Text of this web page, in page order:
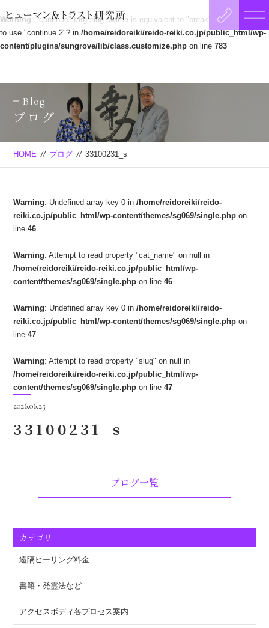
Warning: "continue" targeting switch is equivalent to "break". Did you mean
to use "continue 2"? in /home/reidoreiki/reido-reiki.co.jp/public_html/wp-
content/plugins/sungrove/lib/class.customize.php on line 783
Blog
ブログ
HOME // ブログ // 33100231_s
Warning: Undefined array key 0 in/home/reidoreiki/reido-
reiki.co.jp/public_html/wp-content/themes/sg069/single.php on
line46
Warning: Attempt to read property "cat_name" on null in
/home/reidoreiki/reido-reiki.co.jp/public_html/wp-
content/themes/sg069/single.php on line46
Warning: Undefined array key 0 in/home/reidoreiki/reido-
reiki.co.jp/public_html/wp-content/themes/sg069/single.php on
line47
Warning: Attempt to read property "slug" on null in
/home/reidoreiki/reido-reiki.co.jp/public_html/wp-
content/themes/sg069/single.php on line47
2026.06.25
33100231_s
ブログ一覧
カテゴリ
遠隔ヒーリング料金
書籍・発霊法など
アクセスボディ各プロセス案内